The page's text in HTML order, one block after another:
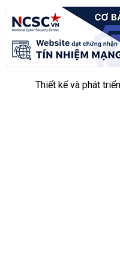
Thiết kế và phát